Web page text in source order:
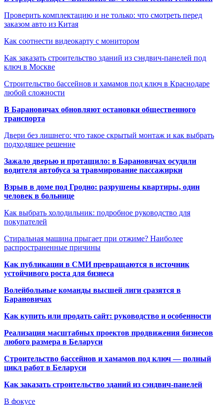
Проверить комплектацию и не только: что смотреть перед
заказом авто из Китая
Как соотнести видеокарту с монитором
Как заказать строительство зданий из сэндвич-панелей под
ключ в Москве
Строительство бассейнов и хамамов под ключ в Краснодаре
любой сложности
В Барановичах обновляют остановки общественного
транспорта
Двери без лишнего: что такое скрытый монтаж и как выбрать
подходящее решение
Зажало дверью и протащило: в Барановичах осудили
водителя автобуса за травмирование пассажирки
Взрыв в доме под Гродно: разрушены квартиры, один
человек в больнице
Как выбрать холодильник: подробное руководство для
покупателей
Стиральная машина прыгает при отжиме? Наиболее
распространенные причины
Как публикации в СМИ превращаются в источник
устойчивого роста для бизнеса
Волейбольные команды высшей лиги сразятся в
Барановичах
Как купить или продать сайт: руководство и особенности
Реализация масштабных проектов продвижения бизнесов
любого размера в Беларуси
Строительство бассейнов и хамамов под ключ — полный
цикл работ в Беларуси
Как заказать строительство зданий из сэндвич-панелей
В фокусе